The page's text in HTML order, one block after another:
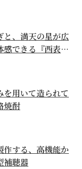
と、満天の星が広
感できる『西表島
を用いて造られて
焼酎
作する、高機能か
補聴器